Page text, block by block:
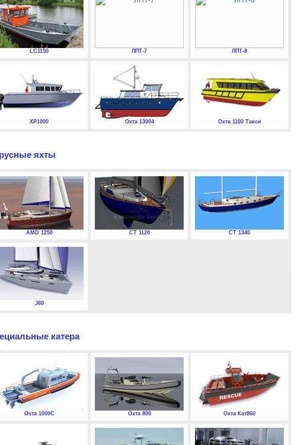
LC1150 ЛПТ-7 ЛПТ-8
XP1000 Охта 13004 Охта 1100 Такси
яхты
AMD 1250 СТ 1120 СТ 1340
J60
катера
Охта 1000С Охта 800 Охта Кат860